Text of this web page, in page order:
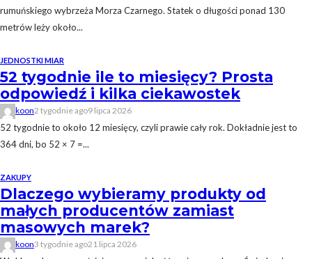
rumuńskiego wybrzeża Morza Czarnego. Statek o długości ponad 130
metrów leży około...
JEDNOSTKI MIAR
52 tygodnie ile to miesięcy? Prosta
odpowiedź i kilka ciekawostek
koon2 tygodnie ago9 lipca 2026
52 tygodnie to około 12 miesięcy, czyli prawie cały rok. Dokładnie jest to
364 dni, bo 52 × 7 =...
ZAKUPY
Dlaczego wybieramy produkty od
małych producentów zamiast
masowych marek?
koon3 tygodnie ago21 lipca 2026